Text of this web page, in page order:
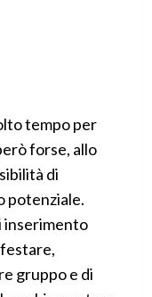
tempo per
forse, allo
di
potenziale.
inserimento
gruppo e di